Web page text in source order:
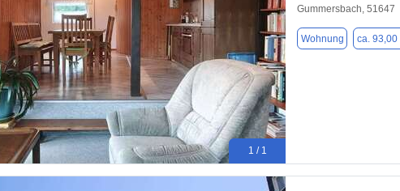
1 / 1
Gummersbach, 51647
Wohnung ca. 93,00